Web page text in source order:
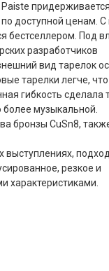
придерживается
доступной ценам.
бестселлером. Под
разработчиков
вид тарелок
тарелки легче,
гибкость сделала
музыкальной.
бронзы CuSn8,
резкое и
характеристиками.